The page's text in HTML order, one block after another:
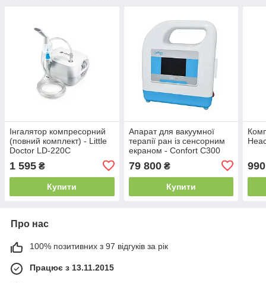
Інгалятор компресорний
(повний комплект) - Little
Doctor LD-220C
1 595 ₴
Купити
Апарат для вакуумної
терапії ран із сенсорним
екраном - Confort C300
79 800₴
Купити
990
Про нас
100% позитивних з 97 відгуків за рік
Працює з 13.11.2015